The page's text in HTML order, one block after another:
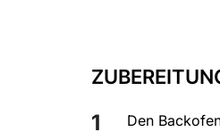
Den